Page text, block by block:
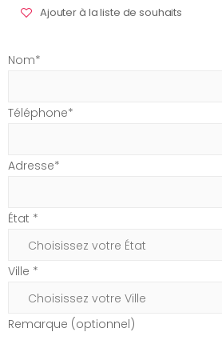
Ajouter à la liste de souhaits
Nom*
Téléphone*
Adresse*
État *
Ville *
Remarque (optionnel)